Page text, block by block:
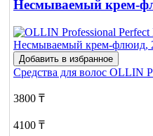
Несмываемый крем-
Добавить в избранное
Средства для волос OLLIN
3800 ₸
4100 ₸